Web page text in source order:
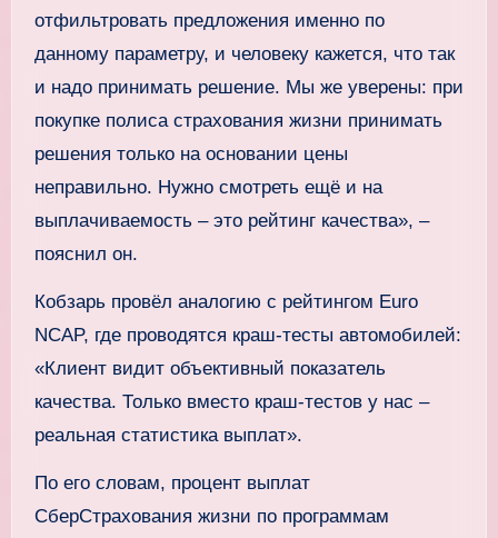
отфильтровать предложения именно по
данному параметру, и человеку кажется, что так
и надо принимать решение. Мы же уверены: при
покупке полиса страхования жизни принимать
решения только на основании цены
неправильно. Нужно смотреть ещё и на
выплачиваемость – это рейтинг качества», –
пояснил он.
Кобзарь провёл аналогию с рейтингом Euro
NCAP, где проводятся краш-тесты автомобилей:
«Клиент видит объективный показатель
качества. Только вместо краш-тестов у нас –
реальная статистика выплат».
По его словам, процент выплат
СберСтрахования жизни по программам